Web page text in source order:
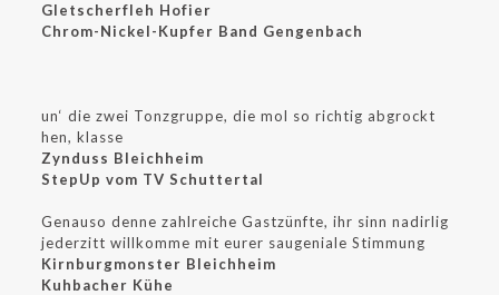
Gletscherfleh Hofier
Chrom-Nickel-Kupfer Band Gengenbach
un‘ die zwei Tonzgruppe, die mol so richtig abgrockt
hen, klasse
Zynduss Bleichheim
StepUp vom TV Schuttertal
Genauso denne zahlreiche Gastzünfte, ihr sinn nadirlig
jederzitt willkomme mit eurer saugeniale Stimmung
Kirnburgmonster Bleichheim
Kuhbacher Kühe